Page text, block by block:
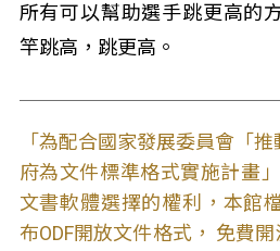
所有可以幫助選手跳更高的
竿跳高，跳更高。
「為配合國家發展委員會「
府為文件標準格式實施計畫
文書軟體選擇的權利，本館
布ODF開放文件格式， 免費